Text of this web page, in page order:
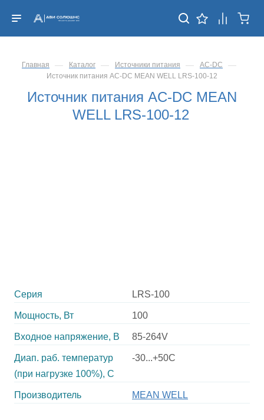
Главная — Каталог — Источники питания — AC-DC —
Источник питания AC-DC MEAN WELL LRS-100-12
Источник питания AC-DC MEAN
WELL LRS-100-12
Серия LRS-100
Мощность, Вт 100
Входное напряжение, В 85-264V
Диап. раб. температур
(при нагрузке 100%), C
-30...+50C
Производитель MEAN WELL